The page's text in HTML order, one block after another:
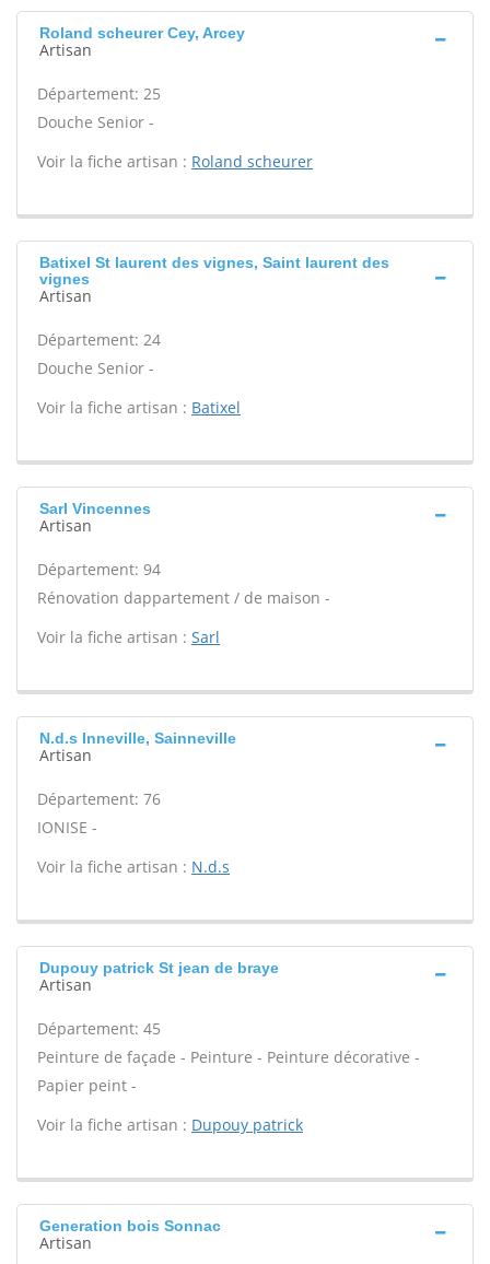
Roland scheurer Cey, Arcey
Artisan
Département: 25
Douche Senior -
Voir la fiche artisan : Roland scheurer
Batixel St laurent des vignes, Saint laurent des
vignes
Artisan
Département: 24
Douche Senior -
Voir la fiche artisan : Batixel
Sarl Vincennes
Artisan
Département: 94
Rénovation dappartement / de maison -
Voir la fiche artisan : Sarl
N.d.s Inneville, Sainneville
Artisan
Département: 76
IONISE -
Voir la fiche artisan : N.d.s
Dupouy patrick St jean de braye
Artisan
Département: 45
Peinture de façade - Peinture - Peinture décorative -
Papier peint -
Voir la fiche artisan : Dupouy patrick
Generation bois Sonnac
Artisan